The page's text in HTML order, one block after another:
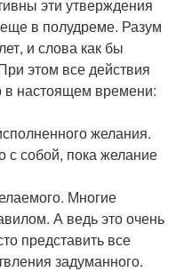
эти утверждения
в полудреме. Разум
и слова как бы
этом все действия
в настоящем времени:
желания.
с собой, пока желание
Многие
А ведь это очень
представить все
задуманного.